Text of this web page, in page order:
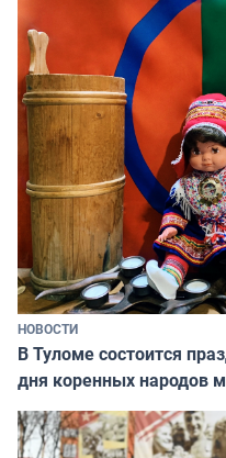
НОВОСТИ
В Туломе состоится
дня коренных народов